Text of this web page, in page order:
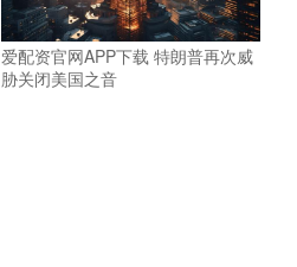
爱配资官网APP下载 特朗普再次威
胁关闭美国之音